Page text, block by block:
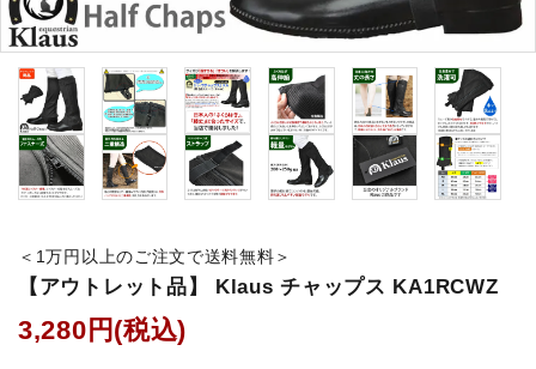
手袋（グローブ）
鞭（ムチ）
乗馬ウェア・下着・雨具
鐙(あぶみ)・鐙革
＜1万円以上のご注文で送料無料＞
【アウトレット品】 Klaus チャップス KA1RCWZ
3,280円(税込)